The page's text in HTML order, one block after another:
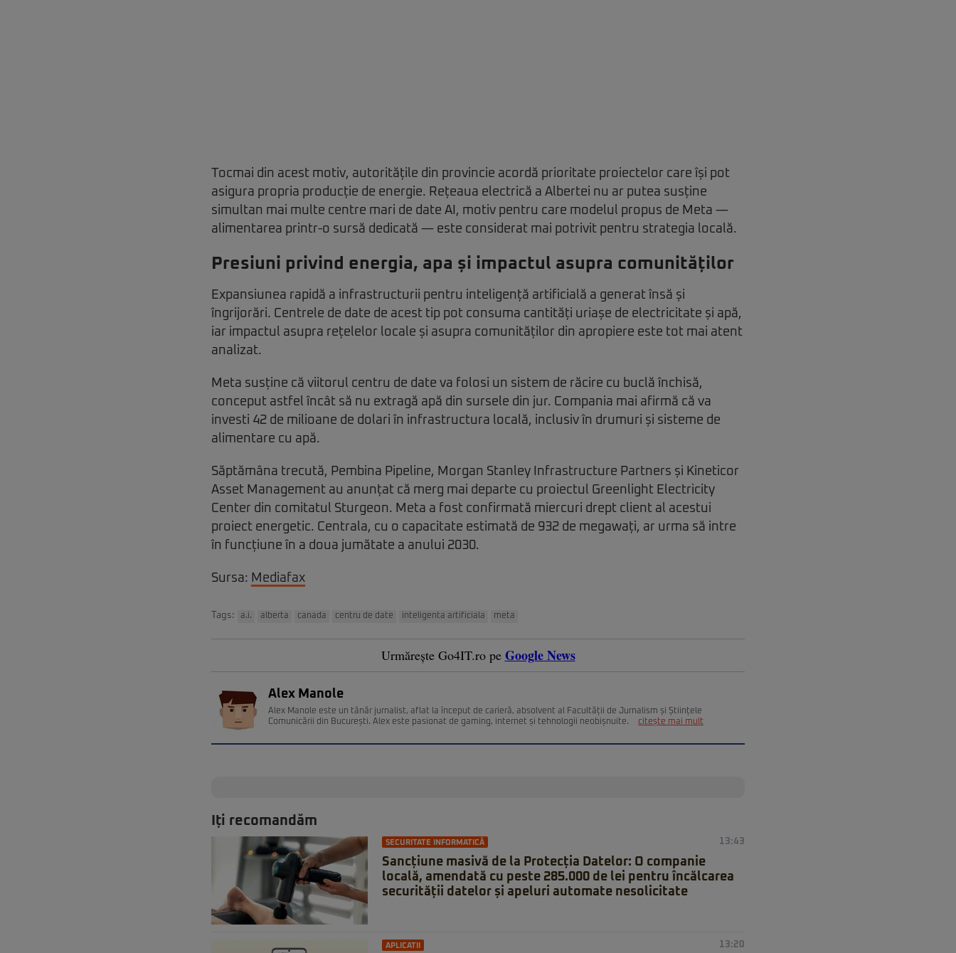
Tocmai din acest motiv, autoritățile din provincie acordă prioritate proiectelor care își pot
asigura propria producție de energie. Rețeaua electrică a Albertei nu ar putea susține
simultan mai multe centre mari de date AI, motiv pentru care modelul propus de Meta —
alimentarea printr-o sursă dedicată — este considerat mai potrivit pentru strategia locală.
Presiuni privind energia, apa și impactul asupra comunităților
Expansiunea rapidă a infrastructurii pentru inteligență artificială a generat însă și
îngrijorări. Centrele de date de acest tip pot consuma cantități uriașe de electricitate și apă,
iar impactul asupra rețelelor locale și asupra comunităților din apropiere este tot mai atent
analizat.
Meta susține că viitorul centru de date va folosi un sistem de răcire cu buclă închisă,
conceput astfel încât să nu extragă apă din sursele din jur. Compania mai afirmă că va
investi 42 de milioane de dolari în infrastructura locală, inclusiv în drumuri și sisteme de
alimentare cu apă.
Săptămâna trecută, Pembina Pipeline, Morgan Stanley Infrastructure Partners și Kineticor
Asset Management au anunțat că merg mai departe cu proiectul Greenlight Electricity
Center din comitatul Sturgeon. Meta a fost confirmată miercuri drept client al acestui
proiect energetic. Centrala, cu o capacitate estimată de 932 de megawați, ar urma să intre
în funcțiune în a doua jumătate a anului 2030.
Sursa: Mediafax
Tags: a.i. alberta canada centru de date inteligenta artificiala meta
Urmărește Go4IT.ro pe Google News
Alex Manole
Alex Manole este un tânăr jurnalist, aflat la început de carieră, absolvent al Facultății de Jurnalism și Științele
Comunicării din București. Alex este pasionat de gaming, internet și tehnologii neobișnuite.
citește mai mult
Iți recomandăm
SECURITATE INFORMATICĂ 13:43
Sancțiune masivă de la Protecția Datelor: O companie
locală, amendată cu peste 285.000 de lei pentru încălcarea
securității datelor și apeluri automate nesolicitate
APLICATII 13:20